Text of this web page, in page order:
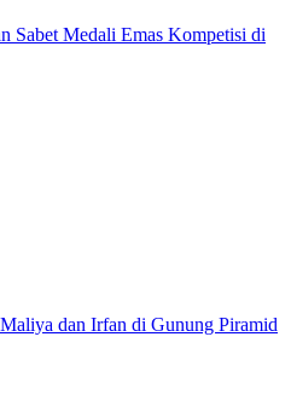
Sabet Medali Emas Kompetisi di
dan Irfan di Gunung Piramid